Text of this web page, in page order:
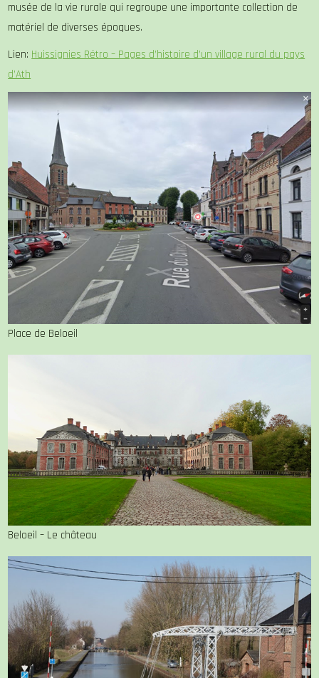
musée de la vie rurale qui regroupe une importante collection de
matériel de diverses époques.
Lien: Huissignies Rétro – Pages d’histoire d’un village rural du pays
d’Ath
Place de Beloeil
Beloeil – Le château